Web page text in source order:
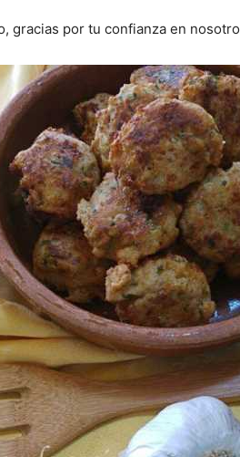
gracias por tu confianza en